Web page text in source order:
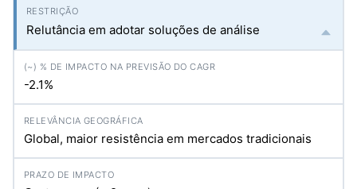
Relutância em adotar soluções de análise
-2.1%
Global, maior resistência em mercados tradicionais